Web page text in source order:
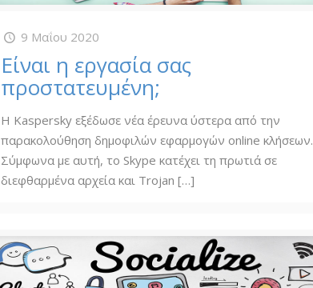
9 Μαΐου 2020
Είναι η εργασία σας
προστατευμένη;
Η Kaspersky εξέδωσε νέα έρευνα ύστερα από την
παρακολούθηση δημοφιλών εφαρμογών online κλήσεων.
Σύμφωνα με αυτή, το Skype κατέχει τη πρωτιά σε
διεφθαρμένα αρχεία και Trojan […]